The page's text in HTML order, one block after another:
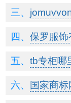
保罗服饰
tb专柜哪
国家商标